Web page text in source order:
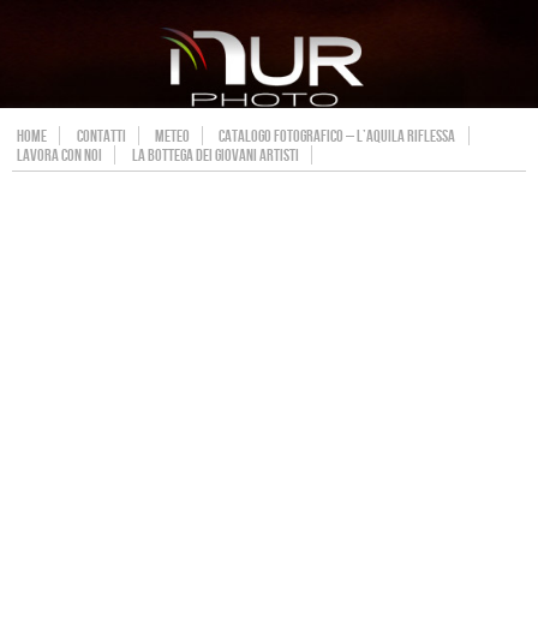
HOME CONTATTI METEO
CATALOGO FOTOGRAFICO – L’AQUILA RIFLESSA
LAVORA CON NOI
LA BOTTEGA DEI GIOVANI ARTISTI